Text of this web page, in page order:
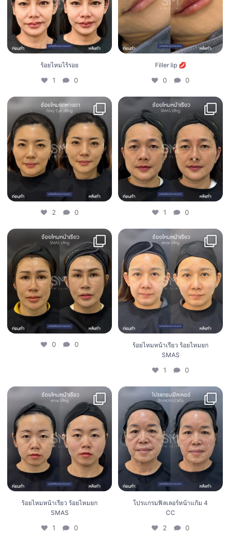
ร้อยไหมไร้รอย
1 0
Filler lip 💋
0 0
2 0
2 0
1
1 0
0 0
0 0
ร้อยไหมหน้าเรียว ร้อยไหมยก SMAS
1 0
ร้อยไหมหน้าเรียว ร้อยไหมยก
SMAS
1 0
ร้อยไหมหน้าเรียว ร้อยไหมยก SMAS
1 0
ร้อยไหมหน้าเรียว ร้อยไหมยก
SMAS
1 0
โปรแกรมฟิลเลอร์หน้าแก้ม 4 CC
2 0
โปรแกรมฟิลเลอร์หน้าแก้ม 4
CC
2 0